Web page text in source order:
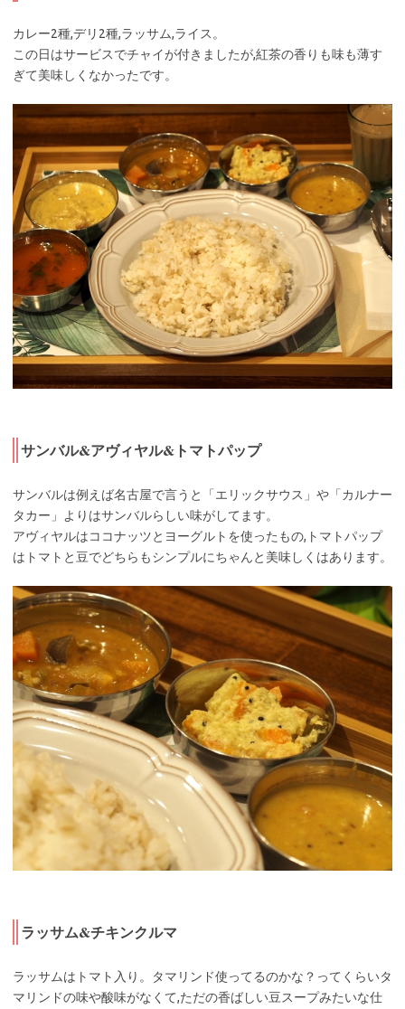
カレー2種,デリ2種,ラッサム,ライス。
この日はサービスでチャイが付きましたが,紅茶の香りも味も薄す
ぎて美味しくなかったです。
サンバル&アヴィヤル&トマトパップ
サンバルは例えば名古屋で言うと「エリックサウス」や「カルナー
タカー」よりはサンバルらしい味がしてます。
アヴィヤルはココナッツとヨーグルトを使ったもの,トマトパップ
はトマトと豆でどちらもシンプルにちゃんと美味しくはあります。
ラッサム&チキンクルマ
ラッサムはトマト入り。タマリンド使ってるのかな？ってくらいタ
マリンドの味や酸味がなくて,ただの香ばしい豆スープみたいな仕